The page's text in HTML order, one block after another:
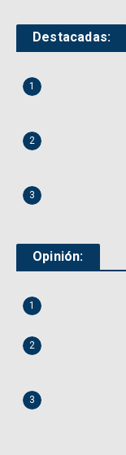
Destacadas:
1
2
3
Opinión:
1
2
3